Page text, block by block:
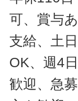
可、賞与
支給、土
OK、週4
歓迎、急